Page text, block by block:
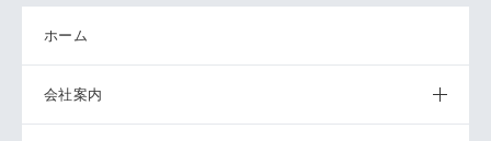
ホーム
会社案内